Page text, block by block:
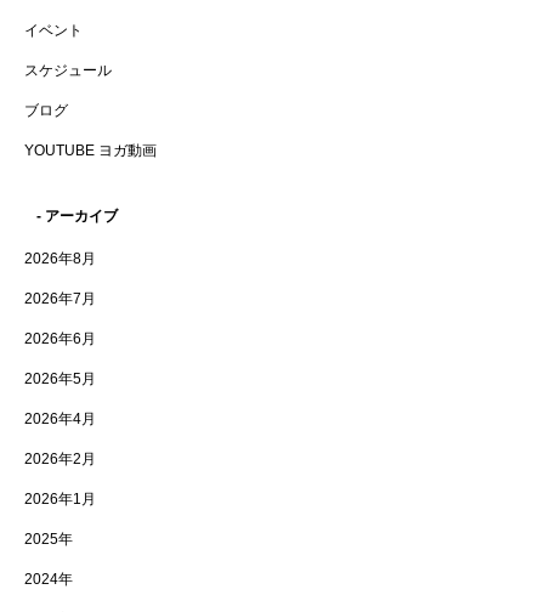
イベント
スケジュール
ブログ
YOUTUBE ヨガ動画
- アーカイブ
2026年8月
2026年7月
2026年6月
2026年5月
2026年4月
2026年2月
2026年1月
2025年
2024年